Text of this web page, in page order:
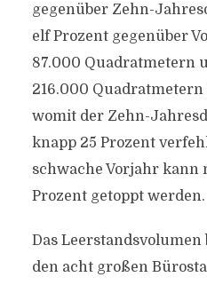
gegenüber Zehn-
elf Prozent gegenüber
87.000 Quadratmetern
216.000
womit der Zehn-
knapp 25 Prozent
schwache Vorjahr kann
Prozent getoppt werden.
Das
den acht großen